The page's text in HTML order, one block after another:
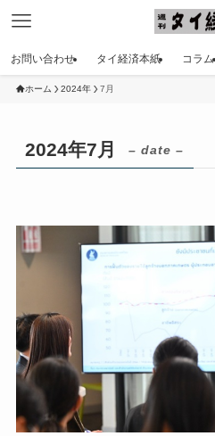
お問い合わせ タイ経済本紙 コラム
ホーム 2024年 7月
2024年7月 – date –